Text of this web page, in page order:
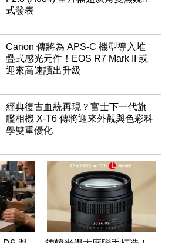
式發表
Canon 傳將為 APS-C 機型導入堆
疊式感光元件！EOS R7 Mark II 或
迎來高速讀出升級
經典復古血統再現？富士下一代旗
艦相機 X-T6 傳將迎來外觀與色彩科
學雙重優化